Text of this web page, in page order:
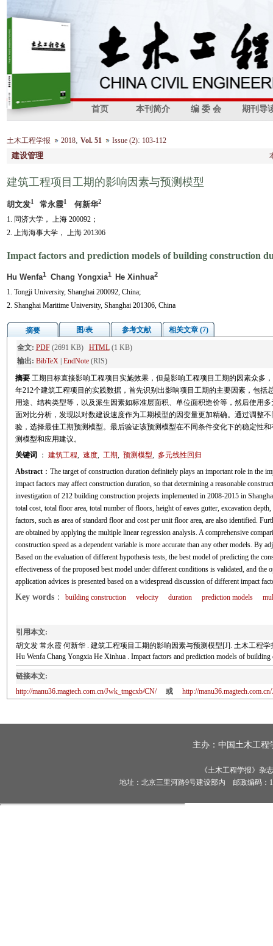
首页 本刊简介 编 委 会 期刊导
土木工程学报 2018, Vol. 51 Issue (2): 103-112
建设管理
建筑工程项目工期的影响因素与预测模型
胡文发1 常永霞1 何新华2
1. 同济大学， 上海 200092；
2. 上海海事大学， 上海 201306
Impact factors and prediction models of building construction
Hu Wenfa1 Chang Yongxia1 He Xinhua2
1. Tongji University, Shanghai 200092, China;
2. Shanghai Maritime University, Shanghai 201306, China
摘要 图/表 参考文献 相关文章 (7)
全文: PDF(2691 KB) HTML(1 KB)
输出: BibTeX| EndNote(RIS)
摘要 工期目标直接影响工程项目实施效果，但是影响工程项目工期的因素众多
年212个建筑工程项目的实践数据，首先识别出影响项目工期的主要因素，包
用途、结构类型等，以及派生因素如标准层面积、单位面积造价等，然后使用
面对比分析，发现以对数建设速度作为工期模型的因变量更加精确。通过调整
验，选择最佳工期预测模型。最后验证该预测模型在不同条件变化下的稳定性
测模型和应用建议。
关键词
： 建筑工程, 速度, 工期, 预测模型, 多元线性回归
Abstract：The target of construction duration definitely plays an important role in the
impact factors may affect construction duration, so that determining a reasonable
investigation of 212 building construction projects implemented in 2008-2015 in
total cost, total floor area, total number of floors, height of eaves gutter, excavation
factors, such as area of standard floor and cost per unit floor area, are also identified.
are obtained by applying the multiple linear regression analysis. A comprehensive
construction speed as a dependent variable is more accurate than any other models. By
Based on the evaluation of different hypothesis tests, the best model of predicting the
effectiveness of the proposed best model under different conditions is validated, and
application advices is presented based on a widespread discussion of different impact
Key words： building construction velocity duration prediction models
引用本文:
胡文发 常永霞 何新华 . 建筑工程项目工期的影响因素与预测模型[J]. 土木工程学
Hu Wenfa Chang Yongxia He Xinhua . Impact factors and prediction models of
链接本文:
http://manu36.magtech.com.cn/Jwk_tmgcxb/CN/
或 http://
主办： 中国土木工程
《土木工程学报》杂
地址：北京三里河路9号建设部内 邮政编码